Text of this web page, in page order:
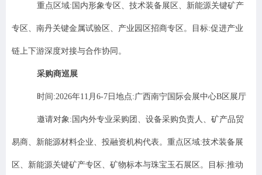
重点区域: 国内形象专区、技术装备展区、新能源关键矿产
专区、南丹关键金属试验区、产业园区招商专区。目标:促进产业
链上下游深度对接与合作协同。
采购商巡展
时间 :2026年11 月 6-7 日地点: 广西南宁国际会展中心B 区展厅
邀请对象 : 国内外专业采购团、设备采购负责人、矿产品贸
易商、新能源材料企业、投融资机构代表。重点区域:技术装备展
区、新能源关键矿产专区、矿物标本与珠宝玉石展区。目标:推动